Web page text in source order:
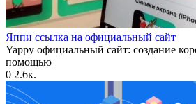
Яппи ссылка на официальный сайт
Yappy официальный сайт: создание
помощью
0 2.6к.